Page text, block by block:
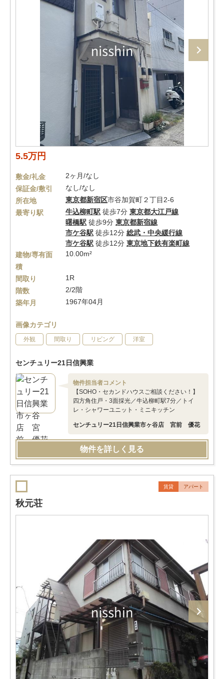
5.5万円
敷金/礼金
2ヶ月/なし
保証金/敷引
なし/なし
所在地
東京都新宿区市谷加賀町２丁目2-6
最寄り駅
牛込柳町駅 徒歩7分 東京都大江戸線
曙橋駅 徒歩9分 東京都新宿線
市ケ谷駅 徒歩12分 総武・中央緩行線
市ケ谷駅 徒歩12分 東京地下鉄有楽町線
建物/専有面
積
10.00m²
間取り
1R
階数
2/2階
築年月
1967年04月
画像カテゴリ
外観 間取り リビング 洋室
センチュリー21日信興業
物件担当者コメント
【SOHO・セカンドハウスご相談ください！】
四方角住戸・3面採光／牛込柳町駅7分／トイ
レ・シャワーユニット・ミニキッチン
センチュリー21日信興業市ヶ谷店 宮前 優花
物件を詳しく見る
賃貸 アパート
秋元荘